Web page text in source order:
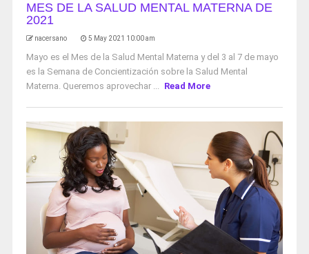
MES DE LA SALUD MENTAL MATERNA DE
2021
nacersano 5 May 2021 10:00 am
Mayo es el Mes de la Salud Mental Materna y del 3 al 7 de mayo
es la Semana de Concientización sobre la Salud Mental
Materna. Queremos aprovechar ... Read More